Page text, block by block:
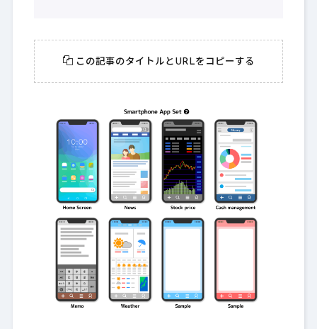
この記事のタイトルとURLをコピーする